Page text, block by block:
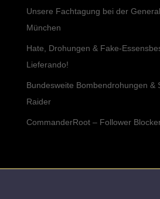
Unsere Fachtagung bei der
München
Hate, Drohungen & Fake-
Lieferando!
Bundesweite Bombendrohungen &
Raider
CommanderRoot – Follower